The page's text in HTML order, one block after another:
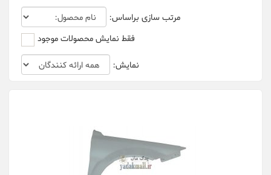
مرتب سازی براساس:
فقط نمایش محصولات موجود
نمایش: